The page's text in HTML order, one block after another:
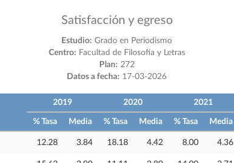
Satisfacción y egreso
Estudio: Grado en Periodismo
Centro: Facultad de Filosofía y Letras
Plan: 272
Datos a fecha: 17-03-2026
2019 2020 2021
% Tasa Media % Tasa Media % Tasa Media
12.28 3.84 18.18 4.42 8.00 4.36